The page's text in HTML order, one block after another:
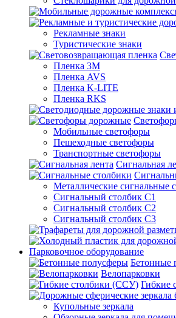
Рекламные знаки
Туристические знаки
Пленка 3М
Пленка AVS
Пленка K-LITE
Пленка RKS
Мобильные светофоры
Пешеходные светофоры
Транспортные светофоры
Сигнальная
Металлические сигнальные
Сигнальный столбик С1
Сигнальный столбик С2
Сигнальный столбик С3
Парковочное оборудование
Бетонные
Велопарковки
Гибкие
Купольные зеркала